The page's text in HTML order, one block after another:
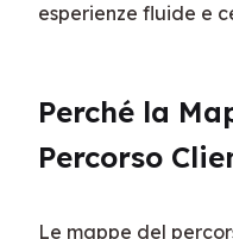
esperienze fluide e
Perché la
Percorso
Le mappe del